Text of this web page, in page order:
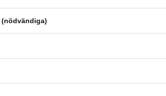
är skyddade mot korrosion tack vare
som kräver hög precision är galvaniserade,
galvanisering som skyddar dem i 4 år.
vilket säkerställer deras långa hållbarhet